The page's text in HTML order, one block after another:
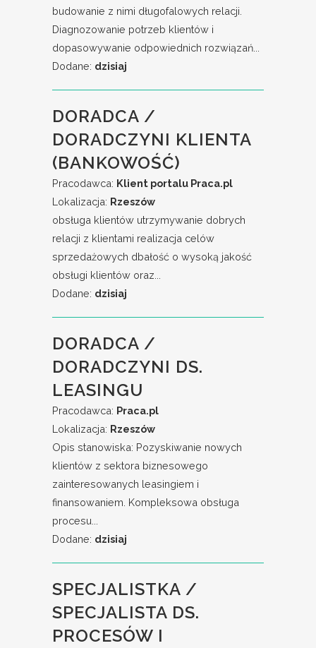
budowanie z nimi długofalowych relacji.
Diagnozowanie potrzeb klientów i
dopasowywanie odpowiednich rozwiązań...
Dodane: dzisiaj
DORADCA /
DORADCZYNI KLIENTA
(BANKOWOŚĆ)
Pracodawca: Klient portalu Praca.pl
Lokalizacja: Rzeszów
obsługa klientów utrzymywanie dobrych
relacji z klientami realizacja celów
sprzedażowych dbałość o wysoką jakość
obsługi klientów oraz...
Dodane: dzisiaj
DORADCA /
DORADCZYNI DS.
LEASINGU
Pracodawca: Praca.pl
Lokalizacja: Rzeszów
Opis stanowiska: Pozyskiwanie nowych
klientów z sektora biznesowego
zainteresowanych leasingiem i
finansowaniem. Kompleksowa obsługa
procesu...
Dodane: dzisiaj
SPECJALISTKA /
SPECJALISTA DS.
PROCESÓW I